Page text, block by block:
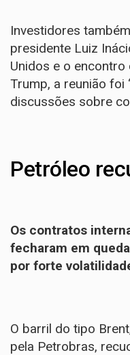
Investidores
presidente Luiz
Unidos e o encontro
Trump, a reunião foi
discussões sobre
Petróleo
Os contratos
fecharam em
por forte
O barril do tipo
pela Petrobras,